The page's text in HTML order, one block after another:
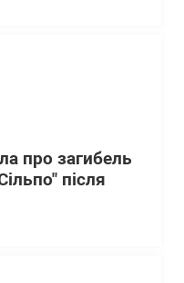
про загибель
після